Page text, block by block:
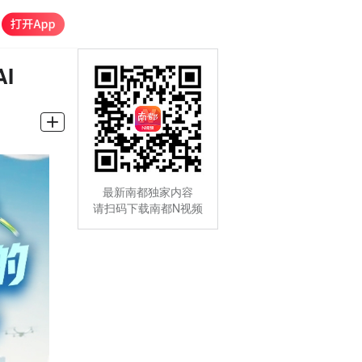
最新南都独家内容
请扫码下载南都N视频